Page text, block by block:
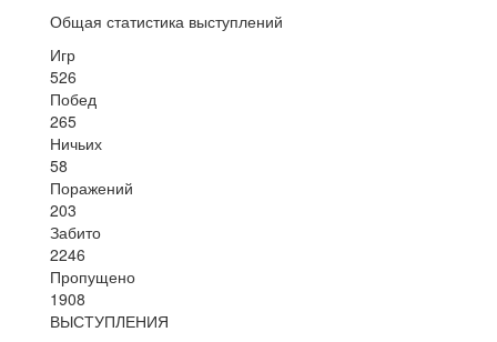
Общая статистика выступлений
Игр
526
Побед
265
Ничьих
58
Поражений
203
Забито
2246
Пропущено
1908
ВЫСТУПЛЕНИЯ